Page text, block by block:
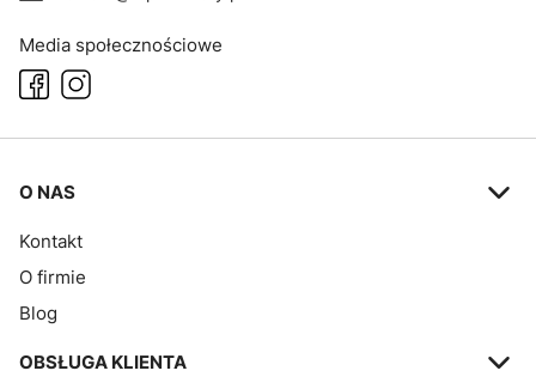
Media społecznościowe
Linki w stopce
O NAS
Kontakt
O firmie
Blog
OBSŁUGA KLIENTA